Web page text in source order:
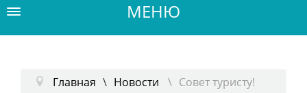
Главная Новости Совет туристу!